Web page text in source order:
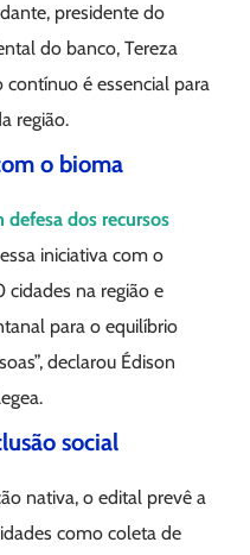
presidente do
do banco, Tereza
é essencial para
região.
o bioma
defesa dos recursos
iniciativa com o
cidades na região e
para o equilíbrio
declarou Édison
social
nativa, o edital prevê a
como coleta de